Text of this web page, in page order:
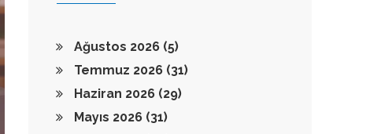
Ağustos 2026 (5)
Temmuz 2026 (31)
Haziran 2026 (29)
Mayıs 2026 (31)